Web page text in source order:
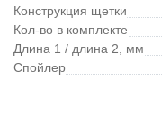
Конструкция щетки
Кол-во в комплекте
Длина 1 / длина 2, мм
Спойлер